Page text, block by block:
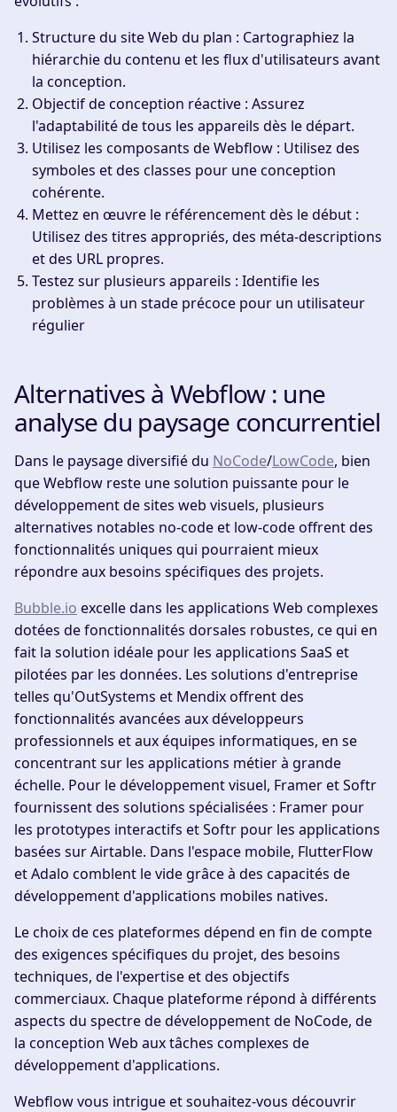
Structure du site Web du plan : Cartographiez la
hiérarchie du contenu et les flux d'utilisateurs avant
la conception.
Objectif de conception réactive : Assurez
l'adaptabilité de tous les appareils dès le départ.
Utilisez les composants de Webflow : Utilisez des
symboles et des classes pour une conception
cohérente.
Mettez en œuvre le référencement dès le début :
Utilisez des titres appropriés, des méta-descriptions
et des URL propres.
Testez sur plusieurs appareils : Identifie les
problèmes à un stade précoce pour un utilisateur
régulier
Alternatives à Webflow : une
analyse du paysage concurrentiel
Dans le paysage diversifié du NoCode/LowCode, bien
que Webflow reste une solution puissante pour le
développement de sites web visuels, plusieurs
alternatives notables no-code et low-code offrent des
fonctionnalités uniques qui pourraient mieux
répondre aux besoins spécifiques des projets.
Bubble.io excelle dans les applications Web complexes
dotées de fonctionnalités dorsales robustes, ce qui en
fait la solution idéale pour les applications SaaS et
pilotées par les données. Les solutions d'entreprise
telles qu'OutSystems et Mendix offrent des
fonctionnalités avancées aux développeurs
professionnels et aux équipes informatiques, en se
concentrant sur les applications métier à grande
échelle. Pour le développement visuel, Framer et Softr
fournissent des solutions spécialisées : Framer pour
les prototypes interactifs et Softr pour les applications
basées sur Airtable. Dans l'espace mobile, FlutterFlow
et Adalo comblent le vide grâce à des capacités de
développement d'applications mobiles natives.
Le choix de ces plateformes dépend en fin de compte
des exigences spécifiques du projet, des besoins
techniques, de l'expertise et des objectifs
commerciaux. Chaque plateforme répond à différents
aspects du spectre de développement de NoCode, de
la conception Web aux tâches complexes de
développement d'applications.
Webflow vous intrigue et souhaitez-vous découvrir